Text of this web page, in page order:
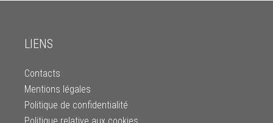
LIENS
Contacts
Mentions légales
Politique de confidentialité